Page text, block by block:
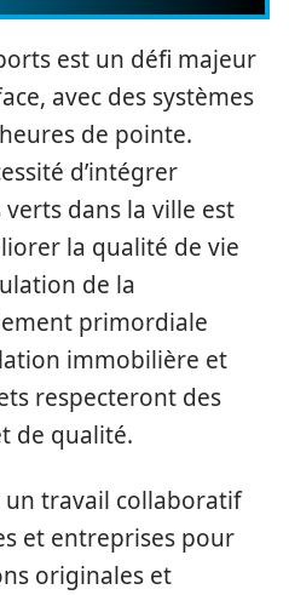
est un défi majeur
avec des systèmes
de pointe.
d’intégrer
verts dans la ville est
la qualité de vie
de la
primordiale
immobilière et
respecteront des
de qualité.
un travail collaboratif
et entreprises pour
originales et